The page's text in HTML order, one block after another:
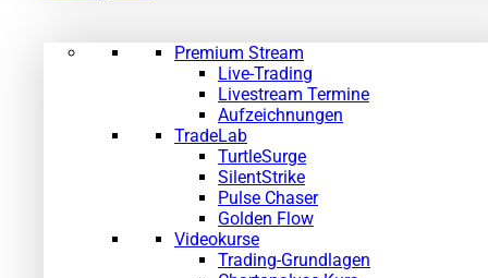
Premium Stream
Live-Trading
Livestream Termine
Aufzeichnungen
TradeLab
TurtleSurge
SilentStrike
Pulse Chaser
Golden Flow
Videokurse
Trading-Grundlagen